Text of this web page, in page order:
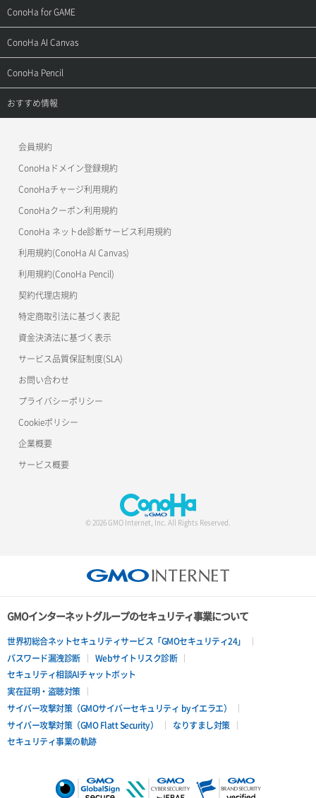
お問い合わせ
よくある質問
ご利用ガイド
APIドキュメントVPS3.0
サポートトップ
ご利用ガイド
APIドキュメントVPS3.0
ConoHa for GAME
サポートトップ
ご利用ガイド
ConoHa AI Canvas
サポートトップ
ご利用ガイド
ConoHa Pencil
サポートトップ
おすすめ情報
美雲このは徹底ガイド
会員規約
ConoHaドメイン登録規約
ConoHaチャージ利用規約
ConoHaクーポン利用規約
ConoHa ネットde診断サービス利用規約
利用規約(ConoHa AI Canvas)
利用規約(ConoHa Pencil)
契約代理店規約
特定商取引法に基づく表記
資金決済法に基づく表示
サービス品質保証制度(SLA)
お問い合わせ
プライバシーポリシー
Cookieポリシー
企業概要
サービス概要
© 2026 GMO Internet, Inc. All Rights Reserved.
GMOインターネットグループのセキュリティ事業について
世界初総合ネットセキュリティサービス「GMOセキュリティ24」
パスワード漏洩診断
Webサイトリスク診断
セキュリティ相談AIチャットボット
実在証明・盗聴対策
サイバー攻撃対策（GMOサイバーセキュリティ byイエラエ）
サイバー攻撃対策（GMO Flatt Security）
なりすまし対策
セキュリティ事業の軌跡